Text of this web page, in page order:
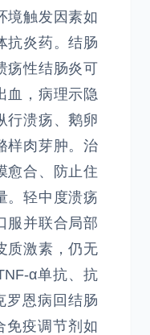
境触发因素如
抗炎药。结肠
疡性结肠炎可
血，病理示隐
行溃疡、鹅卵
样肉芽肿。治
愈合、防止住
。轻中度溃疡
服并联合局部
质激素，仍无
α单抗、抗
罗恩病回结肠
免疫调节剂如